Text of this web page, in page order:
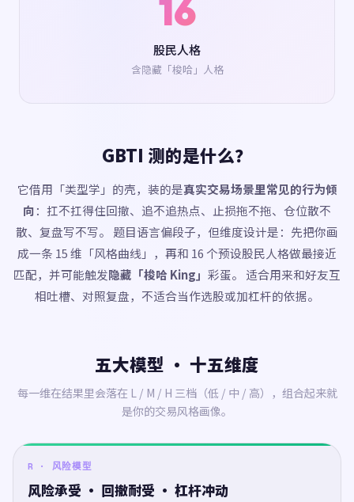
16
股民人格
含隐藏「梭哈」人格
GBTI 测的是什么？
它借用「类型学」的壳，装的是真实交易场景里常见的行为倾
向：扛不扛得住回撤、追不追热点、止损拖不拖、仓位散不
散、复盘写不写。 题目语言偏段子，但维度设计是：先把你画
成一条 15 维「风格曲线」，再和 16 个预设股民人格做最接近
匹配，并可能触发隐藏「梭哈 King」 彩蛋。 适合用来和好友互
相吐槽、对照复盘，不适合当作选股或加杠杆的依据。
五大模型 · 十五维度
每一维在结果里会落在 L / M / H 三档（低 / 中 / 高），组合起来就
是你的交易风格画像。
R · 风险模型
风险承受 · 回撤耐受 · 杠杆冲动